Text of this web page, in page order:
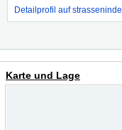
Detailprofil auf
Karte und Lage